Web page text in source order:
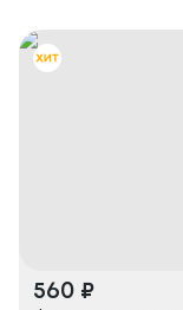
560 ₽